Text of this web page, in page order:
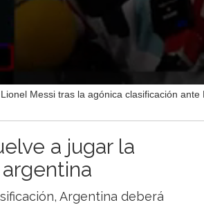
Messi tras la agónica clasificación ante
a jugar la
Argentina deberá